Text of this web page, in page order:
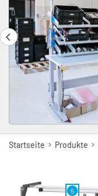
Startseite Produkte
5